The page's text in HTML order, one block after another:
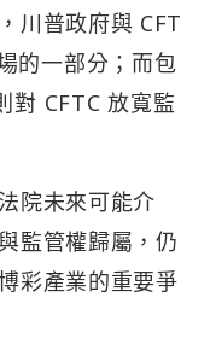
川普政府與 CFT
的一部分；而包
對 CFTC 放寬監
院未來可能介
監管權歸屬，仍
彩產業的重要爭